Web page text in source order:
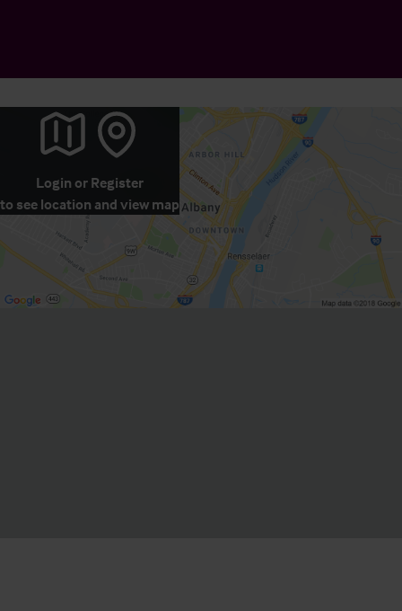
Login or Register
to see location and view map